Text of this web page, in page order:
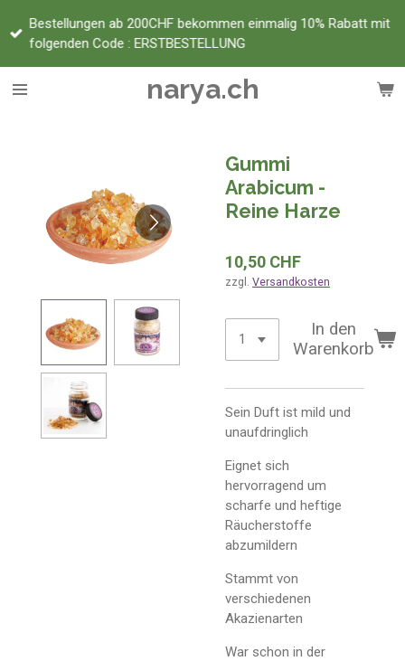
Zum
Hauptinhalt
narya.ch
Bestellungen ab 200CHF bekommen einmalig 10% Rabatt mit
folgenden Code : ERSTBESTELLUNG
Gummi
Arabicum -
Reine Harze
10,50 CHF
zzgl. Versandkosten
In den
Warenkorb
Sein Duft ist mild und
unaufdringlich
Eignet sich
hervorragend um
scharfe und heftige
Räucherstoffe
abzumildern
Stammt von
verschiedenen
Akazienarten
War schon in der